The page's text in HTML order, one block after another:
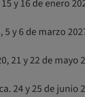
y 16 de enero
y 6 de marzo
21 y 22 de mayo
24 y 25 de junio